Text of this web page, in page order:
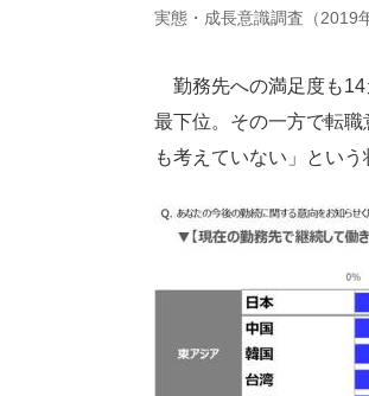
実態・成長意識調査（2019
勤務先への満足度も14
最下位。その一方で転
も考えていない」という